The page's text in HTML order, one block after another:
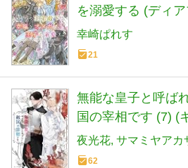
を溺愛する (ディ
幸崎ぱれす
21
無能な皇子と呼ば
国の宰相です (7) (
夜光花 サマミヤアカ
62